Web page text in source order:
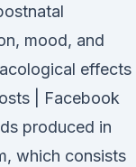
mood, and
effects
| Facebook
produced in
which consists